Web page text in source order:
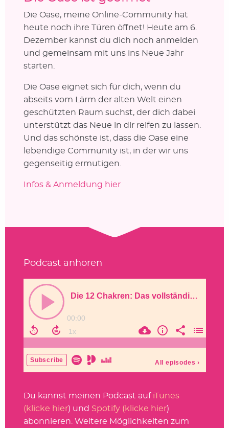
Die Oase, meine Online-Community hat
heute noch ihre Türen öffnet! Heute am 6.
Dezember kannst du dich noch anmelden
und gemeinsam mit uns ins Neue Jahr
starten.
Die Oase eignet sich für dich, wenn du
abseits vom Lärm der alten Welt einen
geschützten Raum suchst, der dich dabei
unterstützt das Neue in dir reifen zu lassen.
Und das schönste ist, dass die Oase eine
lebendige Community ist, in der wir uns
gegenseitig ermutigen.
Infos & Anmeldung hier
Podcast anhören
Du kannst meinen Podcast auf iTunes
(klicke hier) und Spotify (klicke hier)
abonnieren. Weitere Möglichkeiten zum